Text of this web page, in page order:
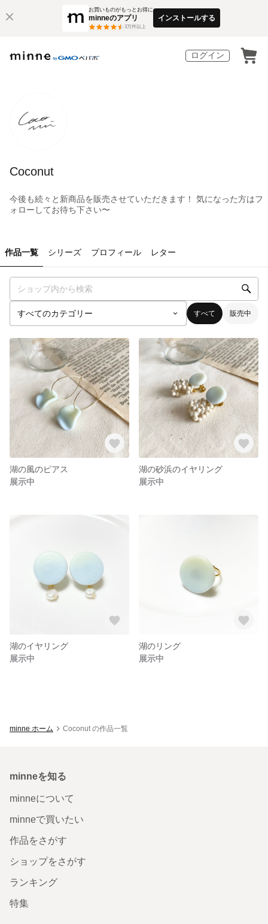
お買いものがもっとお得に
minneのアプリ
3万件以上
インストールする
ログイン
Coconut
今後も続々と新商品を販売させていただきます！ 気になった方はフ
ォローしてお待ち下さい〜
作品一覧 シリーズ プロフィール レター
すべて 販売中
湖の風のピアス
展示中
湖の砂浜のイヤリング
展示中
湖のイヤリング
展示中
湖のリング
展示中
minne ホーム Coconut の作品一覧
minneを知る
minneについて
minneで買いたい
作品をさがす
ショップをさがす
ランキング
特集